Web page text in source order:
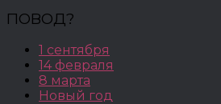
ПОВОД?
1 сентября
14 февраля
8 марта
Новый год